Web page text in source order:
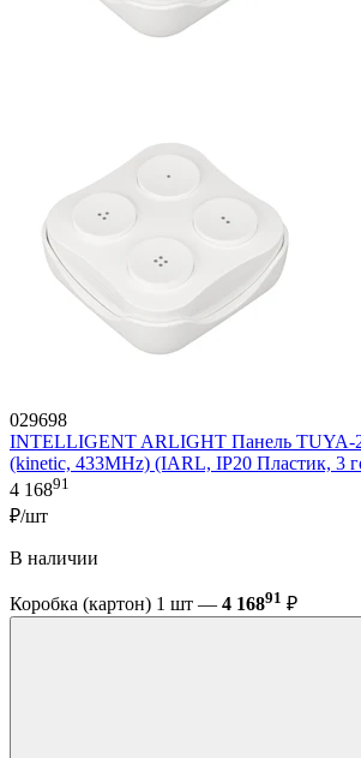
029698
INTELLIGENT ARLIGHT Панель TUYA-
(kinetic, 433MHz) (IARL, IP20 Пластик, 3
4 16891
₽/шт
В наличии
Коробка (картон) 1 шт — 4 16891 ₽